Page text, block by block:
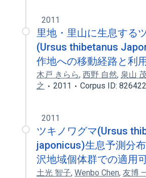
2011
里地・里山に生息する
(Ursus thibetanus
作地への移動経路と利
木戸 きらら, 西野 自然, 泉山
之
2011 Corpus ID:
2011
ツキノワグマ(Ursus
japonicus)生息予測分
沢地域個体群での適用
土光 智子, Wenbo Chen, 友博